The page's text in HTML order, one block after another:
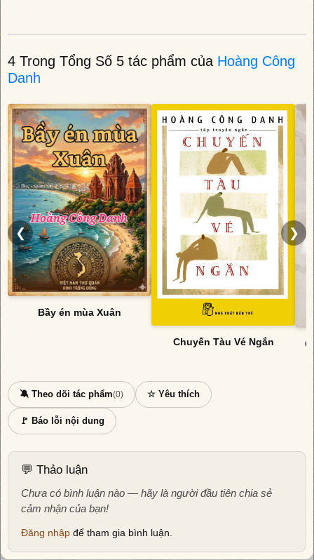
4 Trong Tổng Số 5 tác phẩm của Hoàng Công
Danh
❮
Bầy én mùa Xuân
Chuyến Tàu Vé Ngắn
❯
🔕 Theo dõi tác phẩm(0) ☆ Yêu thích
🚩 Báo lỗi nội dung
💬 Thảo luận
Chưa có bình luận nào — hãy là người đầu tiên chia sẻ
cảm nhận của bạn!
Đăng nhập để tham gia bình luận.